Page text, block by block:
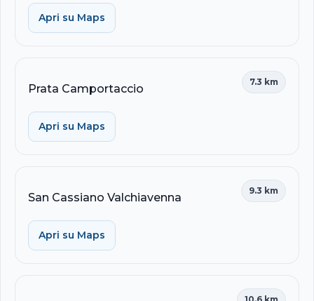
Apri su Maps
Prata Camportaccio
7.3 km
Apri su Maps
San Cassiano Valchiavenna
9.3 km
Apri su Maps